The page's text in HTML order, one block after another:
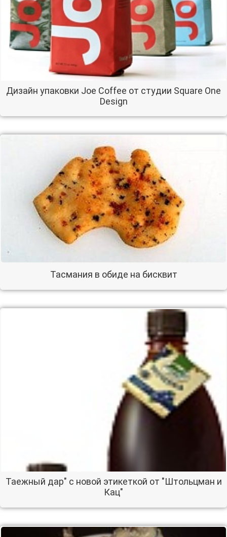
Дизайн упаковки Joe Coffee от студии Square One
Design
Тасмания в обиде на бисквит
Таежный дар" с новой этикеткой от "Штольцман и
Кац"